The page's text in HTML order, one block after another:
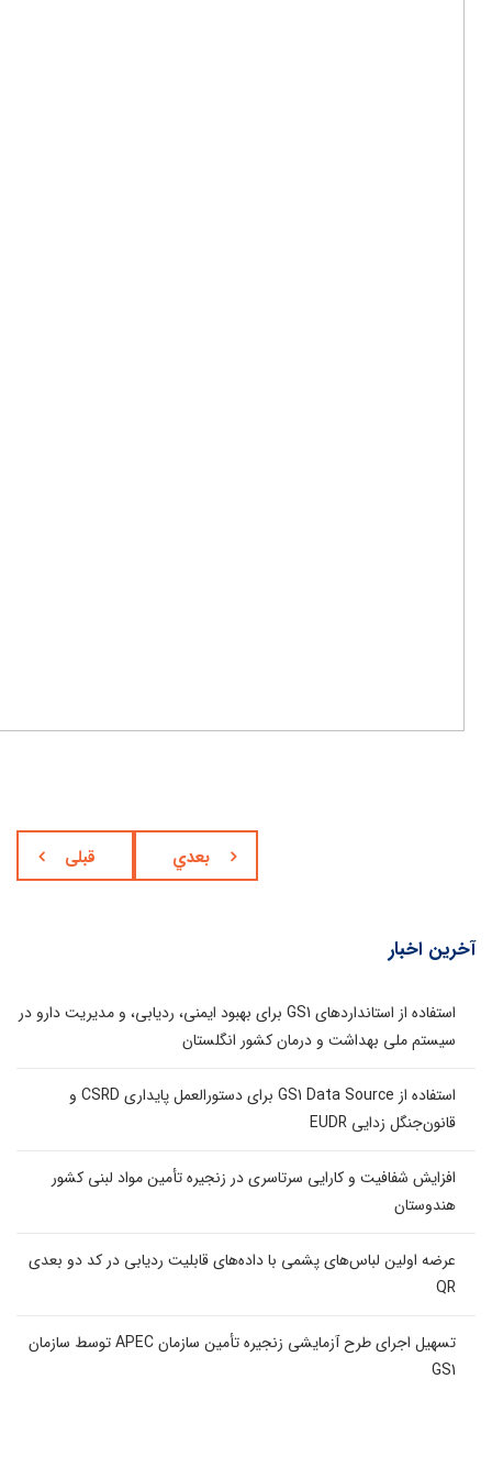
قبلی بعدي
آخرین اخبار
استفاده از استانداردهای GS1 برای بهبود ایمنی، ردیابی، و مدیریت دارو در
سیستم ملی بهداشت و درمان کشور انگلستان
استفاده از GS1 Data Source برای دستورالعمل پایداری CSRD و
قانون‌جنگل زدایی EUDR
افزایش شفافیت و کارایی سرتاسری در زنجیره تأمین مواد لبنی کشور
هندوستان
عرضه اولین لباس‌های پشمی با داده‌های قابلیت ردیابی در کد دو بعدی
QR
تسهیل اجرای طرح آزمایشی زنجیره تأمین سازمان APEC توسط سازمان
GS1